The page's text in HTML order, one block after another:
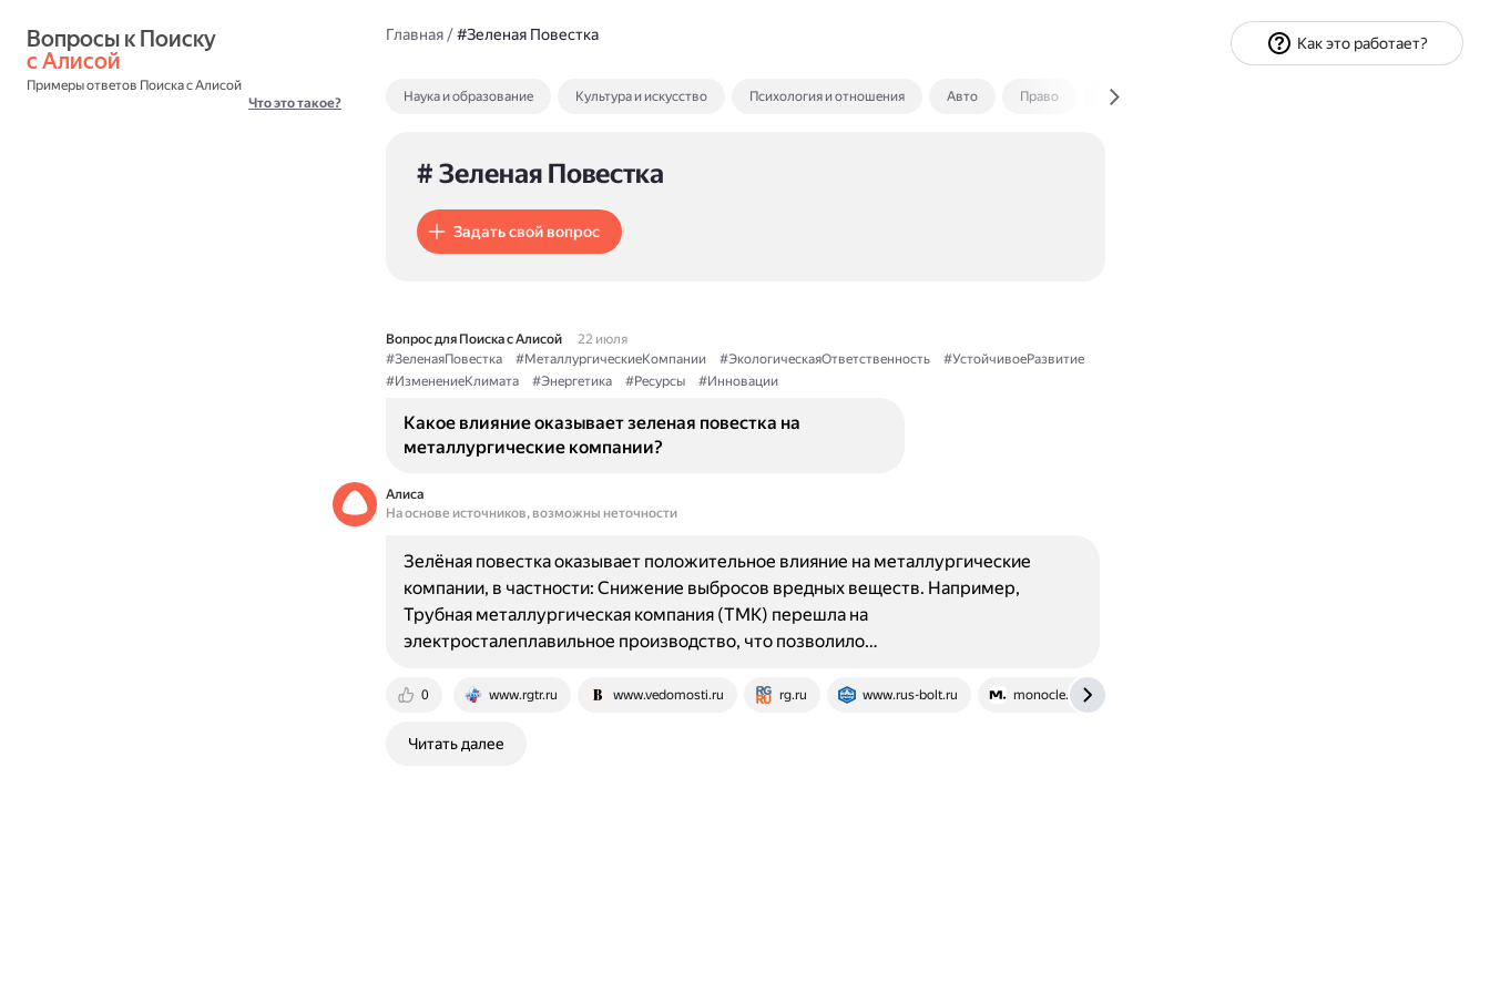
с Алисой
Примеры ответов Поиска с Алисой
Что это такое?
Главная/#Зеленая Повестка
Наука и образование Культура и искусство Психология и отношения Авто Право Экономика и финансы
# Зеленая Повестка
Задать свой вопрос
Вопрос для Поиска с Алисой
22 июля
#ЗеленаяПовестка
#МеталлургическиеКомпании #ЭкологическаяОтветственность
#УстойчивоеРазвитие
#ИзменениеКлимата
#Энергетика #Ресурсы #Инновации
Какое влияние оказывает зеленая повестка на
металлургические компании?
Алиса
На основе источников, возможны неточности
0 www.rgtr.ru www.vedomosti.ru rg.ru www.rus-bolt.ru monocle.ru
Зелёная повестка оказывает положительное влияние на металлургические
компании, в частности: Снижение выбросов вредных веществ. Например,
Трубная металлургическая компания (ТМК) перешла на
электросталеплавильное производство, что позволило…
Читать далее
Как это работает?